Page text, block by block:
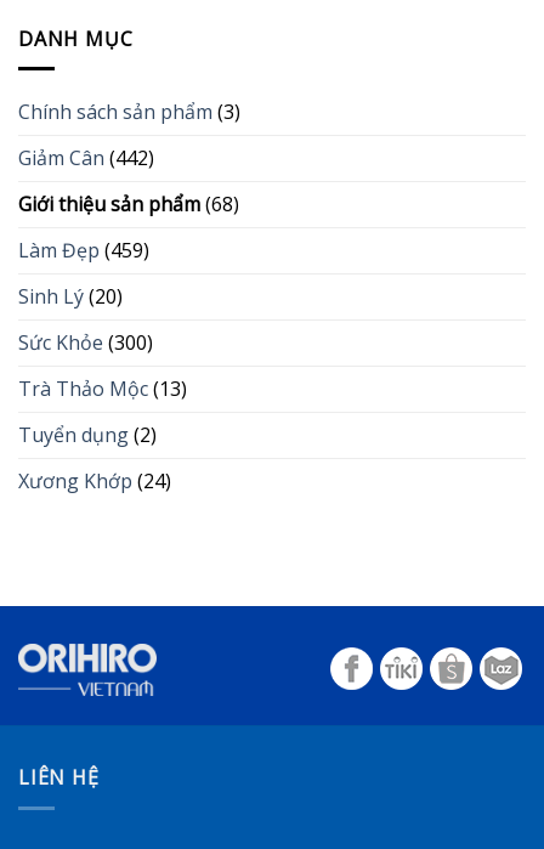
DANH MỤC
Chính sách sản phẩm (3)
Giảm Cân (442)
Giới thiệu sản phẩm(68)
Làm Đẹp (459)
Sinh Lý(20)
Sức Khỏe (300)
Trà Thảo Mộc(13)
Tuyển dụng(2)
Xương Khớp (24)
LIÊN HỆ